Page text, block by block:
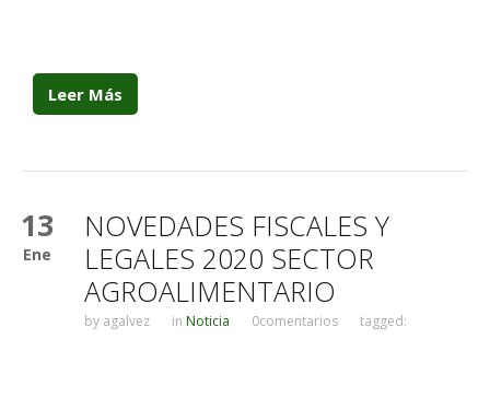
Leer Más
13
Ene
NOVEDADES FISCALES Y
LEGALES 2020 SECTOR
AGROALIMENTARIO
by agalvez in Noticia 0comentarios tagged: